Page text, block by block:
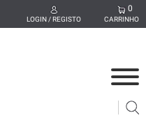
LOGIN / REGISTO CARRINHO
0